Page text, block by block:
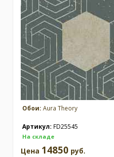
Обои: Aura Theory
Артикул: FD25545
На складе
Цена 14850 руб.